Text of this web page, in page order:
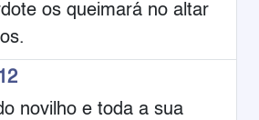
os queimará no altar
novilho e toda a sua